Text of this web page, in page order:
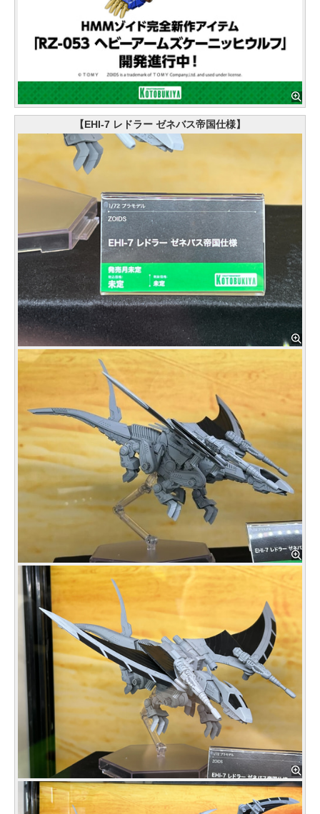
【EHI-7 レドラー ゼネバス帝国仕様】